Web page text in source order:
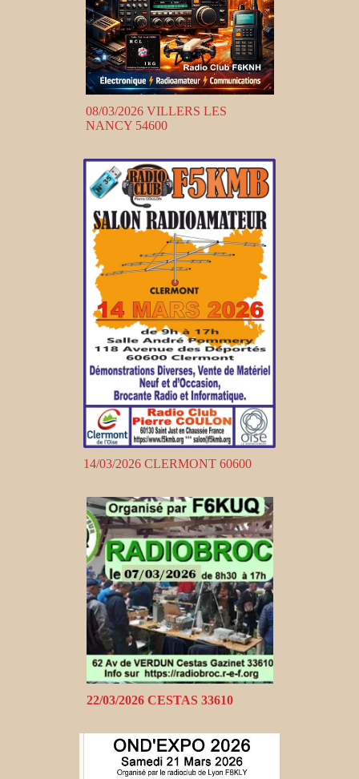
08/03/2026 VILLERS LES
NANCY 54600
14/03/2026 CLERMONT 60600
22/03/2026 CESTAS 33610